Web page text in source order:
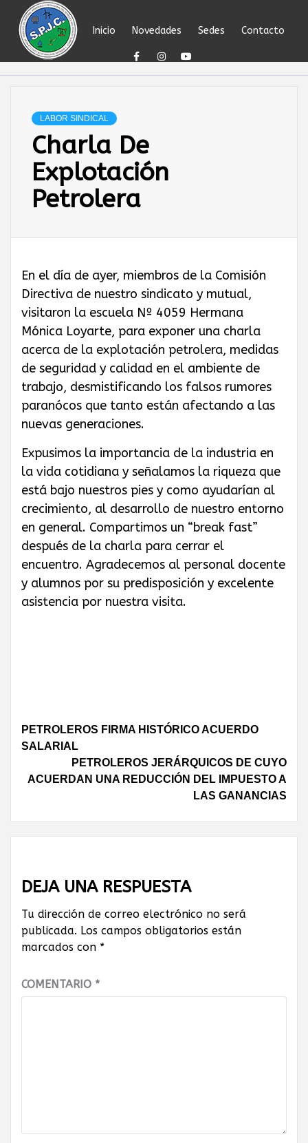
content
Inicio Novedades Sedes Contacto
SINDICATO DEL
PERSONAL
JERÁRQUICO Y
PROFESIONAL
DEL
PETRÓLEO,
GAS PRIVADO
Y QUÍMICOS DE
CUYO
LABOR SINDICAL
Charla De
Explotación
Petrolera
En el día de ayer, miembros de la Comisión
Directiva de nuestro sindicato y mutual,
visitaron la escuela Nº 4059 Hermana
Mónica Loyarte, para exponer una charla
acerca de la explotación petrolera, medidas
de seguridad y calidad en el ambiente de
trabajo, desmistificando los falsos rumores
paranócos que tanto están afectando a las
nuevas generaciones.
Expusimos la importancia de la industria en
la vida cotidiana y señalamos la riqueza que
está bajo nuestros pies y como ayudarían al
crecimiento, al desarrollo de nuestro entorno
en general. Compartimos un “break fast”
después de la charla para cerrar el
encuentro. Agradecemos al personal docente
y alumnos por su predisposición y excelente
asistencia por nuestra visita.
Continue
Reading
PETROLEROS FIRMA HISTÓRICO ACUERDO
SALARIAL
PETROLEROS JERÁRQUICOS DE CUYO
ACUERDAN UNA REDUCCIÓN DEL IMPUESTO A
LAS GANANCIAS
DEJA UNA RESPUESTA
Tu dirección de correo electrónico no será
publicada. Los campos obligatorios están
marcados con *
COMENTARIO *